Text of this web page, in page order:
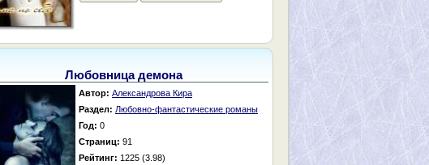
Любовница демона
Автор: Александрова Кира
Раздел: Любовно-фантастические романы
Год: 0
Страниц: 91
Рейтинг: 1225 (3.98)